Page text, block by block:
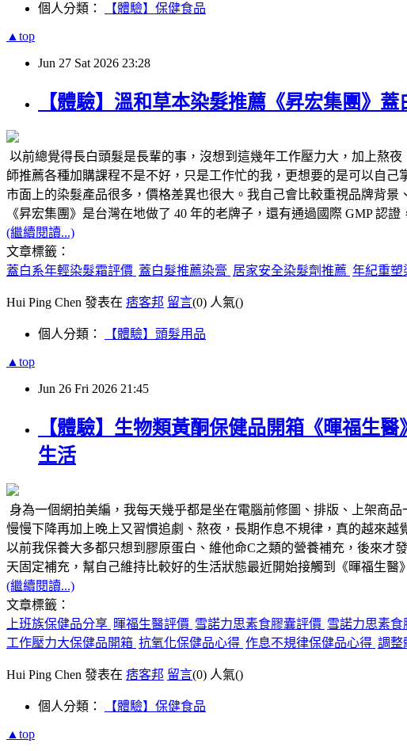
個人分類： 【體驗】保健食品
▲top
Jun 27 Sat 2026 23:28
【體驗】溫和草本染髮推薦《昇宏集團》
以前總覺得長白頭髮是長輩的事，沒想到這幾年工作壓力大，加上熬
師推薦各種加購課程不是不好，只是工作忙的我，更想要的是可以自
市面上的染髮產品很多，價格差異也很大。我自己會比較重視品牌背
《昇宏集團》是台灣在地做了 40 年的老牌子，還有通過國際 GMP 認
(繼續閱讀...)
文章標籤：
蓋白系年輕染髮霜評價 蓋白髮推薦染膏 居家安全染髮劑推薦 年紀重塑
Hui Ping Chen 發表在 痞客邦 留言(0) 人氣()
個人分類： 【體驗】頭髮用品
▲top
Jun 26 Fri 2026 21:45
【體驗】生物類黃酮保健品開箱《暉福生
生活
身為一個網拍美編，我每天幾乎都是坐在電腦前修圖、排版、上架商
慢慢下降再加上晚上又習慣追劇、熬夜，長期作息不規律，真的越來越
以前我保養大多都只想到膠原蛋白、維他命C之類的營養補充，後來
天固定補充，幫自己維持比較好的生活狀態最近開始接觸到《暉福生
(繼續閱讀...)
文章標籤：
上班族保健品分享 暉福生醫評價 雪諾力思素食膠囊評價 雪諾力思素食
工作壓力大保健品開箱 抗氧化保健品心得 作息不規律保健品心得 調整
Hui Ping Chen 發表在 痞客邦 留言(0) 人氣()
個人分類： 【體驗】保健食品
▲top